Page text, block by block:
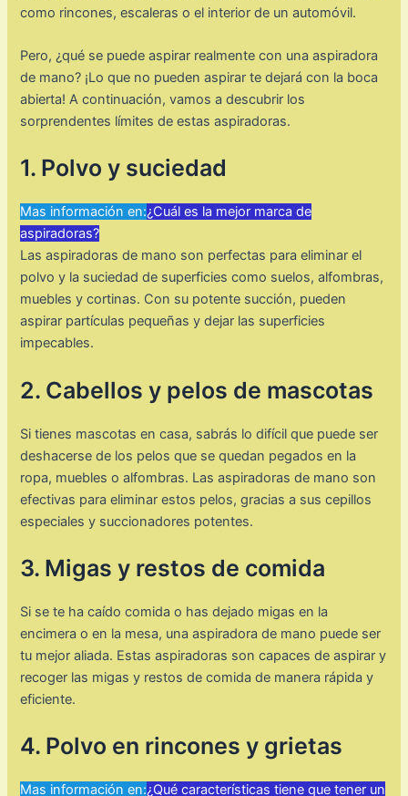
como rincones, escaleras o el interior de un automóvil.
Pero, ¿qué se puede aspirar realmente con una aspiradora
de mano? ¡Lo que no pueden aspirar te dejará con la boca
abierta! A continuación, vamos a descubrir los
sorprendentes límites de estas aspiradoras.
1. Polvo y suciedad
Mas información en:¿Cuál es la mejor marca de
aspiradoras?
Las aspiradoras de mano son perfectas para eliminar el
polvo y la suciedad de superficies como suelos, alfombras,
muebles y cortinas. Con su potente succión, pueden
aspirar partículas pequeñas y dejar las superficies
impecables.
2. Cabellos y pelos de mascotas
Si tienes mascotas en casa, sabrás lo difícil que puede ser
deshacerse de los pelos que se quedan pegados en la
ropa, muebles o alfombras. Las aspiradoras de mano son
efectivas para eliminar estos pelos, gracias a sus cepillos
especiales y succionadores potentes.
3. Migas y restos de comida
Si se te ha caído comida o has dejado migas en la
encimera o en la mesa, una aspiradora de mano puede ser
tu mejor aliada. Estas aspiradoras son capaces de aspirar y
recoger las migas y restos de comida de manera rápida y
eficiente.
4. Polvo en rincones y grietas
Mas información en:¿Qué características tiene que tener un